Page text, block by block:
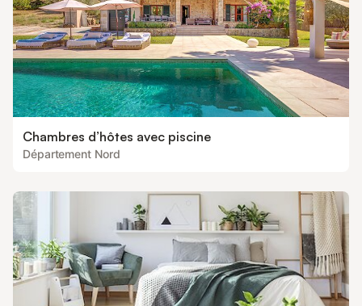
Chambres d’hôtes avec piscine
Département Nord